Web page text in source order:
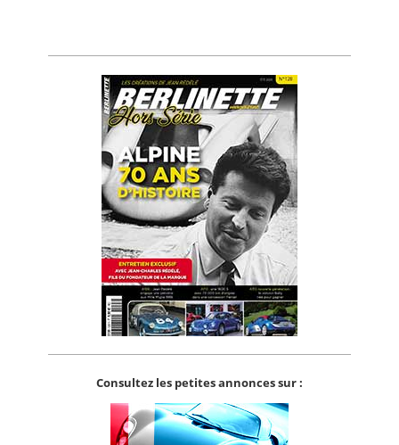
Consultez les petites annonces sur :